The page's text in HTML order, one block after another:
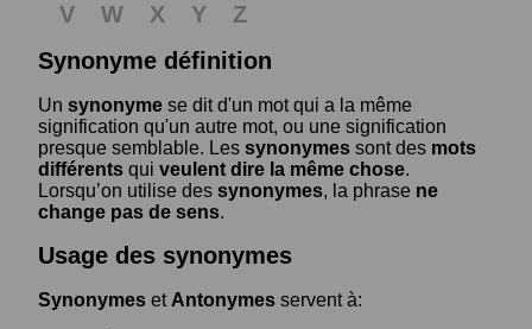
V W X Y
Z
Synonyme définition
Un synonyme se dit d'un mot qui a la même
signification qu'un autre mot, ou une signification
presque semblable. Les synonymes sont des mots
différents qui veulent dire la même chose.
Lorsqu’on utilise des synonymes, la phrase ne
change pas de sens.
Usage des synonymes
Synonymes et Antonymes servent à: